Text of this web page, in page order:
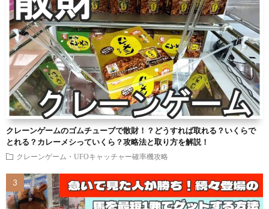
クレーンゲームのゴムチューブで散財！？どうすれば取れる？いくらで
とれる？カレーメシっていくら？攻略法と取り方を解説！
クレーンゲーム・UFOキャッチャー確率機攻略